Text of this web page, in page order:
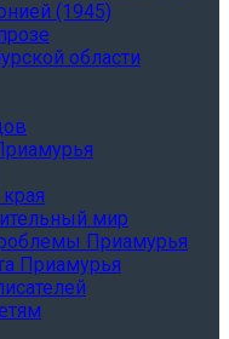
(1945)
области
мир
Приамурья
Приамурья